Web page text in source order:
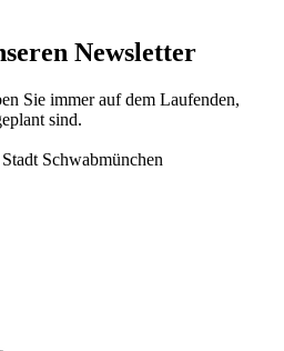
Newsletter
Sie immer auf dem Laufenden,
sind.
Schwabmünchen